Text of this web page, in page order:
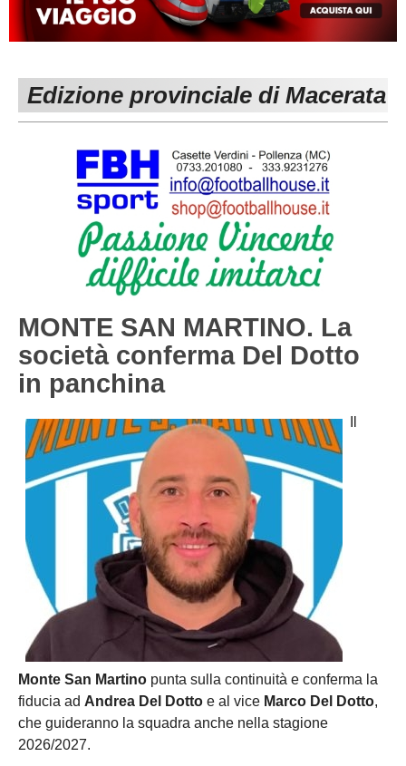
MACERATA
Carica la tua Rosa
ECCELLENZA
1^ CATEGORIA
3^ CATEGORIA
GIOVANILI
REGIONALI
Edizione provinciale di Macerata
MONTE SAN MARTINO. La
società conferma Del Dotto
in panchina
Monte San Martino punta sulla continuità e conferma la
fiducia ad Andrea Del Dotto e al vice Marco Del Dotto,
che guideranno la squadra anche nella stagione
2026/2027.